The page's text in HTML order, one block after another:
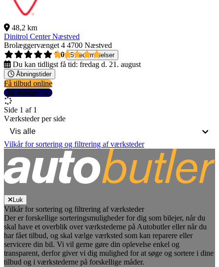
48,2 km
Dinitrol Center Næstved
Brolæggervænget 4 4700 Næstved
5,0
5 bedømmelser
Du kan tidligst få tid: fredag d. 21. august
Åbningstider
Få tilbud online
Se detaljer
Side 1 af 1
Værksteder per side
Vilkår for sortering og filtrering af værksteder
Luk
Vilkår for sortering og filtrering af værksteder
Der er forskellige sorteringsmuligheder for dig som bilejer, når du
skal have et overblik over værkstederne på Autobutler eller når du
har fået tilbud, og skal vælge værksted som kan reparere eller
servicere din bil. Vi vil gerne gøre din oplevelse enkel og
transparent, derfor giver vi dig mulighed for at søge og sortere i dine
tilbud og i værkstederne på forskellige måder.